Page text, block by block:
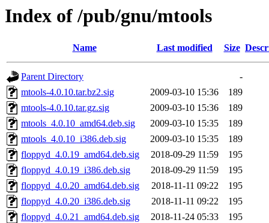
Index of /pub/gnu/mtools
Name Last modified Size
Parent Directory
-
mtools-4.0.10.tar.bz2.sig
2009-03-10 15:36
189
mtools-4.0.10.tar.gz.sig
2009-03-10 15:36
189
mtools_4.0.10_amd64.deb.sig
2009-03-10 15:35
189
mtools_4.0.10_i386.deb.sig
2009-03-10 15:35
189
floppyd_4.0.19_amd64.deb.sig
2018-09-29 11:59
195
floppyd_4.0.19_i386.deb.sig
2018-09-29 11:59
195
floppyd_4.0.20_amd64.deb.sig
2018-11-11 09:22
195
floppyd_4.0.20_i386.deb.sig
2018-11-11 09:22
195
floppyd_4.0.21_amd64.deb.sig
2018-11-24 05:33
195